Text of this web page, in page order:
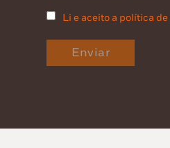
Li e aceito a política